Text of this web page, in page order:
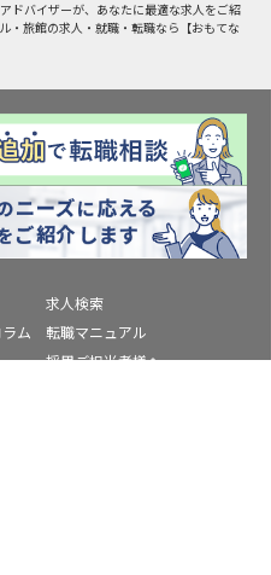
ドバイザーが、あなたに最適な求人をご紹
・旅館の求人・就職・転職なら【おもてな
求人検索
ム
転職マニュアル
採用ご担当者様へ